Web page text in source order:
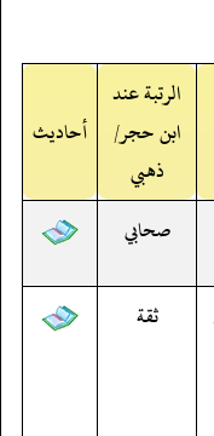
الرتبة عند
ابن حجر/
ذهبي
أحاديث
صحابي
ثقة